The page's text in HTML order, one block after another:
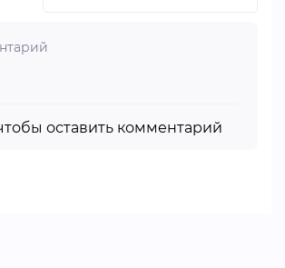
оставить комментарий